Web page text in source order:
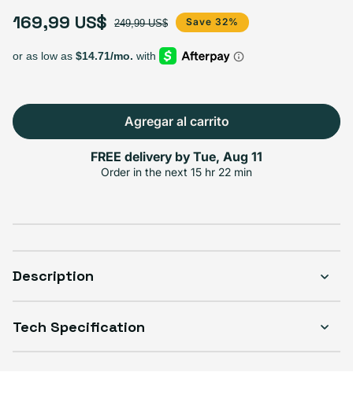
Precio de oferta
169,99 US$
Precio habitual 249,99 US$ Save 32%
Agregar al carrito
FREE delivery by Tue, Aug 11
Order in the next 15 hr 22 min
Description
Tech Specification